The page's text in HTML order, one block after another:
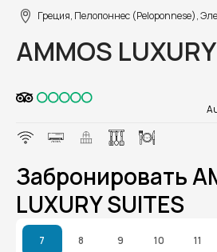
Греция, Пелопоннес (Peloponnese),
AMMOS
Забронировать
LUXURY SUITES
7 8 9 10 11